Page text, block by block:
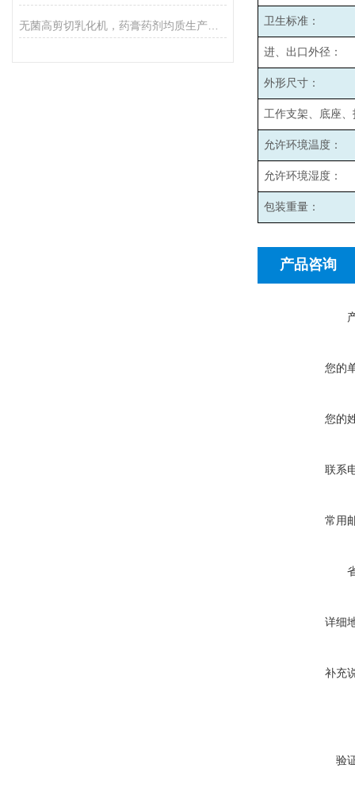
卫生标准：
进、出口外径：
外形尺寸：
工作支架、底座
允许环境温度：
允许环境湿度：
包装重量：
产品咨询
您的
您的
联系
常用
详细
补充
验